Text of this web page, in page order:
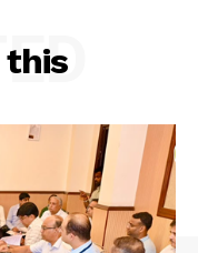
this